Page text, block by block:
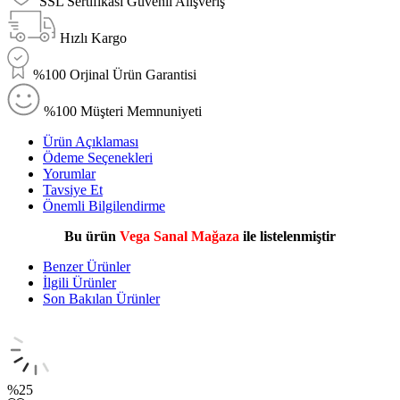
Hızlı Kargo
%100 Orjinal Ürün Garantisi
%100 Müşteri Memnuniyeti
Ürün Açıklaması
Ödeme Seçenekleri
Yorumlar
Tavsiye Et
Önemli Bilgilendirme
Bu ürün Vega Sanal Mağaza ile listelenmiştir
Benzer Ürünler
İlgili Ürünler
Son Bakılan Ürünler
%25